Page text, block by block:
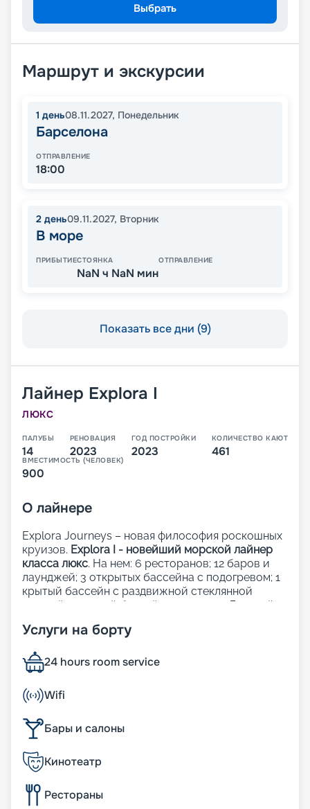
Выбрать
Маршрут и экскурсии
1 день08.11.2027, Понедельник
Барселона
ОТПРАВЛЕНИЕ
18:00
2 день09.11.2027, Вторник
В море
ПРИБЫТИЕСТОЯНКА
NaN ч NaN мин
ОТПРАВЛЕНИЕ
Показать все дни (9)
Лайнер Explora I
ЛЮКС
ПАЛУБЫ
14
РЕНОВАЦИЯ
2023
ГОД ПОСТРОЙКИ
2023
КОЛИЧЕСТВО КАЮТ
461
ВМЕСТИМОСТЬ (ЧЕЛОВЕК)
900
О лайнере
Explora Journeys – новая философия роскошных
круизов. Explora I - новейший морской лайнер
класса люкс. На нем: 6 ресторанов; 12 баров и
лаунджей; 3 открытых бассейна с подогревом; 1
крытый бассейн с раздвижной стеклянной
крышей; 1 крытый бассейн; 5 джакузи; Детский
Школа кулинарного мастерства;
Прачечная; Медицинский центр.
Рестораны, бары и лаунджи:
Кулинарные шедевры на борту Explora Journeys
объединяют лучшие традиции мировой
гастрономии, придавая каждому завтраку, обеду
и ужину уникальность и изящество. Независимо
от того, где вы решите пообедать — в одном из
элегантных ресторанов, у бассейна или на
собственной террасе — атмосфера спокойствия
Услуги на борту
24 hours room service
Wifi
Бары и салоны
Кинотеатр
Рестораны